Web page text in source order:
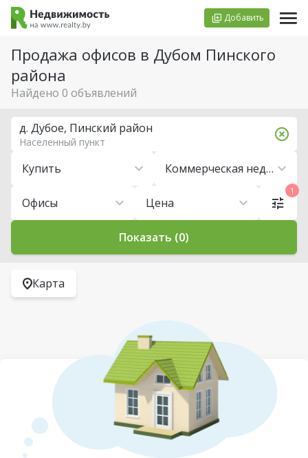
Добавить
Продажа офисов в Дубом Пинского
района
Найдено 0 объявлений
Купить Коммерческая недвижимость
Офисы Цена
д. Дубое, Пинский район
Населенный пункт
1
Показать (0)
Карта